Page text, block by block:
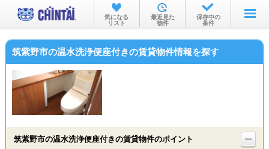
お部屋を探す
沿線・駅から
物件特集から
気になる
リスト
最近見た
物件
保存中の
条件
筑紫野市の温水洗浄便座付きの賃貸物件情報を探す
筑紫野市の温水洗浄便座付きの賃貸物件のポイント